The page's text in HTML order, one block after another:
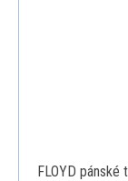
FLOYD